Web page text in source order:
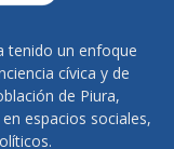
tenido un enfoque
cívica y de
de Piura,
espacios sociales,